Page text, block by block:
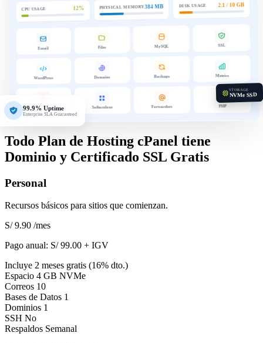
99.9% Uptime
Enterprise SLA Guaranteed
STORAGE
NVMe SSD
CPU USAGE 12% PHYSICAL MEMORY384 MB DISK USAGE 2.1 / 10 GB
Email Files MySQL SSL
WordPress Domains Backups Metrics
Security Softaculous Forwarders PHP
Todo Plan de Hosting cPanel tiene
Dominio y Certificado SSL Gratis
Personal
Recursos básicos para sitios que comienzan.
S/ 9.90 /mes
Pago anual: S/ 99.00 + IGV
Incluye 2 meses gratis (16% dto.)
Espacio 4 GB NVMe
Correos 10
Bases de Datos 1
Dominios 1
SSH No
Respaldos Semanal